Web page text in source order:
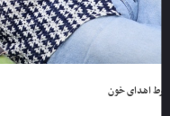
اهدای خون